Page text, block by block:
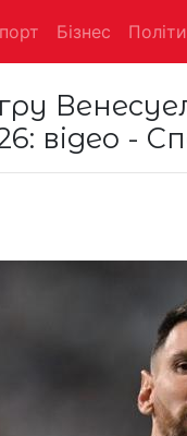
Бізнес
відео -